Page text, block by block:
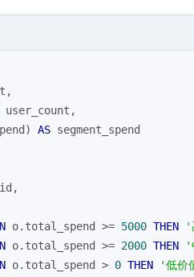
user_count,
AS segment_spend
o.total_spend >= 5000 THEN
'
o.total_spend >= 2000 THEN
'
o.total_spend > 0 THEN
'低价